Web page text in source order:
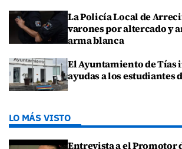
La Policía Local de
varones por altercado y
arma blanca
El Ayuntamiento de Tías
ayudas a los estudiantes
LO MÁS VISTO
Entrevista a el Promotor